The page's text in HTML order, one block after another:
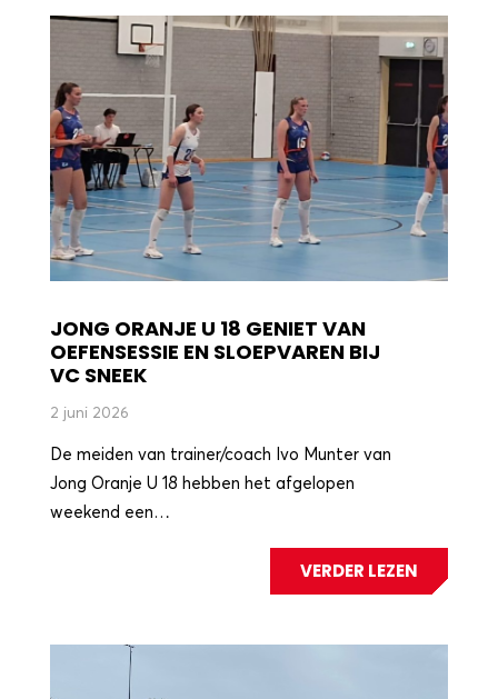
JONG ORANJE U 18 GENIET VAN
OEFENSESSIE EN SLOEPVAREN BIJ
VC SNEEK
2 juni 2026
De meiden van trainer/coach Ivo Munter van
Jong Oranje U 18 hebben het afgelopen
weekend een…
VERDER LEZEN